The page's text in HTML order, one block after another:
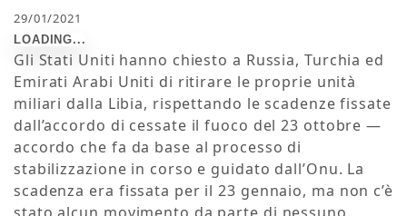
29/01/2021
Gli Stati Uniti hanno chiesto a Russia, Turchia ed
Emirati Arabi Uniti di ritirare le proprie unità
miliari dalla Libia, rispettando le scadenze fissate
dall’accordo di cessate il fuoco del 23 ottobre —
accordo che fa da base al processo di
stabilizzazione in corso e guidato dall’Onu. La
scadenza era fissata per il 23 gennaio, ma non c’è